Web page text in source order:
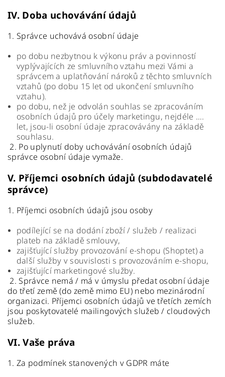
IV. Doba uchovávání údajů
1. Správce uchovává osobní údaje
po dobu nezbytnou k výkonu práv a povinností
vyplývajících ze smluvního vztahu mezi Vámi a
správcem a uplatňování nároků z těchto smluvních
vztahů (po dobu 15 let od ukončení smluvního
vztahu).
po dobu, než je odvolán souhlas se zpracováním
osobních údajů pro účely marketingu, nejdéle ….
let, jsou-li osobní údaje zpracovávány na základě
souhlasu.
2. Po uplynutí doby uchovávání osobních údajů
správce osobní údaje vymaže.
V. Příjemci osobních údajů (subdodavatelé
správce)
1. Příjemci osobních údajů jsou osoby
podílející se na dodání zboží / služeb / realizaci
plateb na základě smlouvy,
zajišťující služby provozování e-shopu (Shoptet) a
další služby v souvislosti s provozováním e-shopu,
zajišťující marketingové služby.
2. Správce nemá / má v úmyslu předat osobní údaje
do třetí země (do země mimo EU) nebo mezinárodní
organizaci. Příjemci osobních údajů ve třetích zemích
jsou poskytovatelé mailingových služeb / cloudových
služeb.
VI.Vaše práva
1. Za podmínek stanovených v GDPR máte